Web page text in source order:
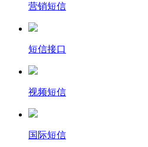
营销短信
短信接口
视频短信
国际短信